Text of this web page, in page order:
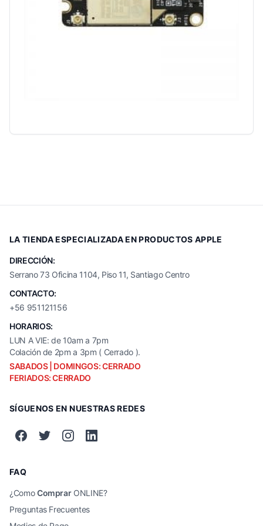
LA TIENDA ESPECIALIZADA EN PRODUCTOS APPLE
DIRECCIÓN:
Serrano 73 Oficina 1104, Piso 11, Santiago Centro
CONTACTO:
+56 951121156
HORARIOS:
LUN A VIE: de 10am a 7pm
Colación de 2pm a 3pm ( Cerrado ).
SABADOS | DOMINGOS: CERRADO
FERIADOS: CERRADO
SÍGUENOS EN NUESTRAS REDES
FAQ
¿ComoComprarONLINE?
Preguntas Frecuentes